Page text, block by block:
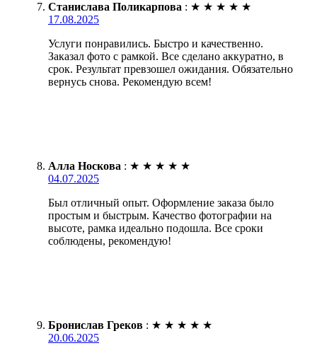
Станислава Поликарпова : ★ ★ ★ ★ ★
17.08.2025
Услуги понравились. Быстро и качественно.
Заказал фото с рамкой. Все сделано аккуратно, в
срок. Результат превзошел ожидания. Обязательно
вернусь снова. Рекомендую всем!
Алла Носкова : ★ ★ ★ ★ ★
04.07.2025
Был отличный опыт. Оформление заказа было
простым и быстрым. Качество фотографии на
высоте, рамка идеально подошла. Все сроки
соблюдены, рекомендую!
Бронислав Греков : ★ ★ ★ ★ ★
20.06.2025